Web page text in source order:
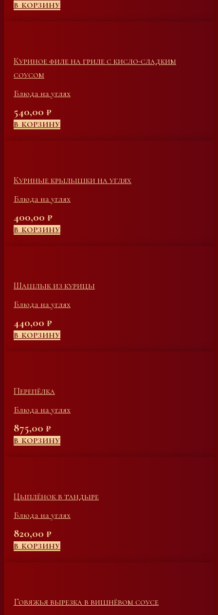
В КОРЗИНУ
Куриное филе на гриле с кисло-сладким
соусом
Блюда на углях
540,00 ₽
В КОРЗИНУ
Куриные крылышки на углях
Блюда на углях
400,00 ₽
В КОРЗИНУ
Шашлык из курицы
Блюда на углях
440,00 ₽
В КОРЗИНУ
Перепёлка
Блюда на углях
875,00 ₽
В КОРЗИНУ
Цыплёнок в тандыре
Блюда на углях
820,00 ₽
В КОРЗИНУ
Говяжья вырезка в вишнёвом соусе